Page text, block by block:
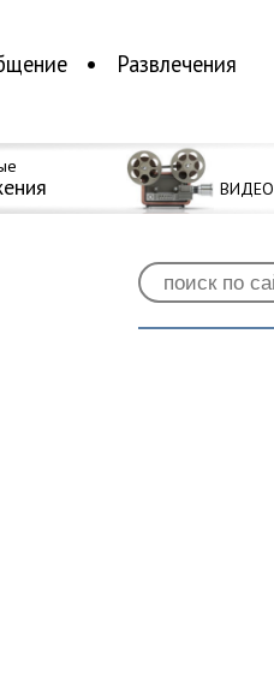
Развлечения
ВИДЕО